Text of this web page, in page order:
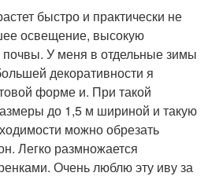
быстро и практически не
освещение, высокую
почвы. У меня в отдельные зимы
декоративности я
форме и. При такой
до 1,5 м шириной и такую
можно обрезать
Легко размножается
Очень люблю эту иву за